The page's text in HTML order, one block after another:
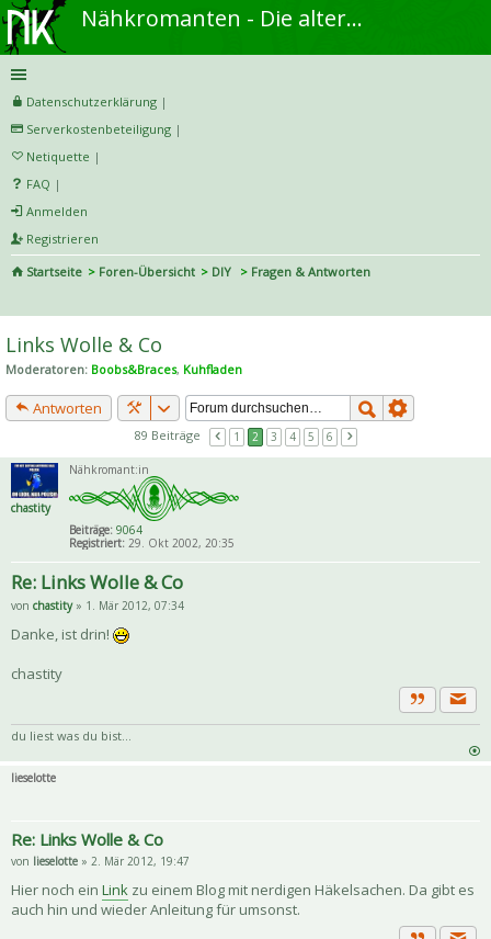
Nähkromanten - Die alternative Näh- und DIY-Community
Datenschutzerklärung |
Serverkostenbeteiligung |
Netiquette |
FAQ |
Anmelden
Registrieren
Startseite
Foren-Übersicht DIY
Fragen & Antworten
he
Links Wolle & Co
Moderatoren: Boobs&Braces, Kuhfladen
Antworten
89 Beiträge 1 2 3 4 5 6
chastity
Nähkromant:in
Beiträge: 9064
Registriert:29. Okt 2002, 20:35
Re: Links Wolle & Co
von chastity» 1. Mär 2012, 07:34
Danke, ist drin!
chastity
Zitat
du liest was du bist...
lieselotte
Re: Links Wolle & Co
von lieselotte » 2. Mär 2012, 19:47
Hier noch ein Link zu einem Blog mit nerdigen Häkelsachen. Da gibt es
auch hin und wieder Anleitung für umsonst.